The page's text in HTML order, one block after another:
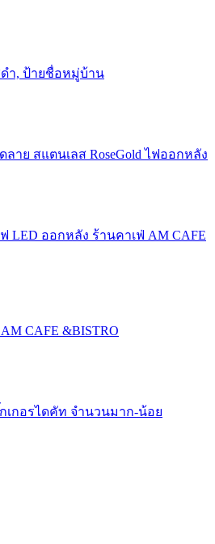
ดำ, ป้ายชื่อหมู่บ้าน
ลาย สแตนเลส RoseGold ไฟออกหลัง
LED ออกหลัง ร้านคาเฟ่ AM CAFE
CAFE &BISTRO
เกอรไดคัท จำนวนมาก-น้อย